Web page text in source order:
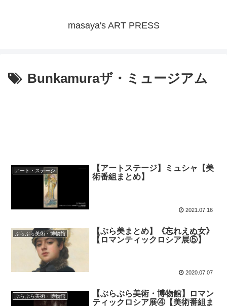
masaya's ART PRESS
Bunkamuraザ・ミュージアム
アート・ステージ
【アートステージ】ミュシャ【美
術番組まとめ】
2021.07.16
ぶらぶら美術・博物館
【ぶら美まとめ】《忘れえぬ女》
【ロマンティックロシア展⑤】
2020.07.07
ぶらぶら美術・博物館
【ぶらぶら美術・博物館】ロマン
ティックロシア展④【美術番組ま